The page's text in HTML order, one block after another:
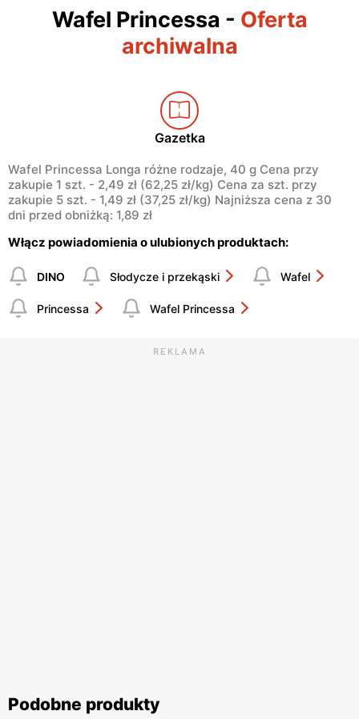
Wafel Princessa - Oferta
archiwalna
Gazetka
Wafel Princessa Longa różne rodzaje, 40 g Cena przy
zakupie 1 szt. - 2,49 zł (62,25 zł/kg) Cena za szt. przy
zakupie 5 szt. - 1,49 zł (37,25 zł/kg) Najniższa cena z 30
dni przed obniżką: 1,89 zł
Włącz powiadomienia o ulubionych produktach:
DINO Słodycze i przekąski Wafel
Princessa Wafel Princessa
REKLAMA
Podobne produkty